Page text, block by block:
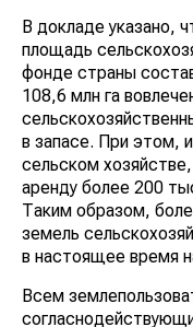
В докладе указано,
площадь
фонде страны
108,6 млн га
в запасе. При этом,
сельском
аренду более 200
Таким образом,
земель
в настоящее время
Всем